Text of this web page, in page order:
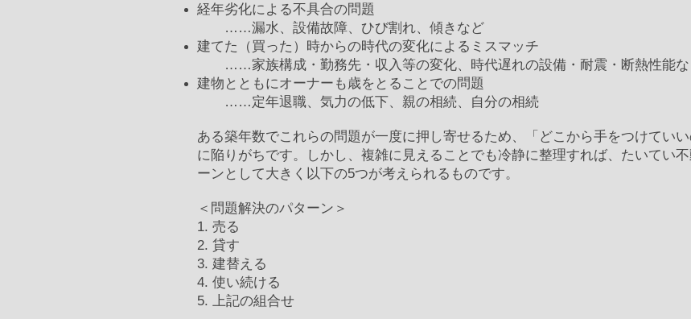
経年劣化による不具合の問題
……漏水、設備故障、ひび割れ、傾きなど
建てた（買った）時からの時代の変化によるミスマッチ
……家族構成・勤務先・収入等の変化、時代遅れの設備・耐震・断熱性能
建物とともにオーナーも歳をとることでの問題
……定年退職、気力の低下、親の相続、自分の相続
ある築年数でこれらの問題が一度に押し寄せるため、「どこから手をつけてい
に陥りがちです。しかし、複雑に見えることでも冷静に整理すれば、たいてい
ーンとして大きく以下の5つが考えられるものです。
＜問題解決のパターン＞
1. 売る
2. 貸す
3. 建替える
4. 使い続ける
5. 上記の組合せ